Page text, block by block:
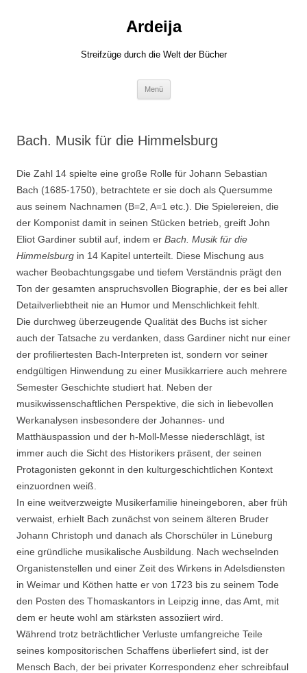
Ardeija
Streifzüge durch die Welt der Bücher
Menü
Bach. Musik für die Himmelsburg
Die Zahl 14 spielte eine große Rolle für Johann Sebastian
Bach (1685-1750), betrachtete er sie doch als Quersumme
aus seinem Nachnamen (B=2, A=1 etc.). Die Spielereien, die
der Komponist damit in seinen Stücken betrieb, greift John
Eliot Gardiner subtil auf, indem er Bach. Musik für die
Himmelsburg in 14 Kapitel unterteilt. Diese Mischung aus
wacher Beobachtungsgabe und tiefem Verständnis prägt den
Ton der gesamten anspruchsvollen Biographie, der es bei aller
Detailverliebtheit nie an Humor und Menschlichkeit fehlt.
Die durchweg überzeugende Qualität des Buchs ist sicher
auch der Tatsache zu verdanken, dass Gardiner nicht nur einer
der profiliertesten Bach-Interpreten ist, sondern vor seiner
endgültigen Hinwendung zu einer Musikkarriere auch mehrere
Semester Geschichte studiert hat. Neben der
musikwissenschaftlichen Perspektive, die sich in liebevollen
Werkanalysen insbesondere der Johannes- und
Matthäuspassion und der h-Moll-Messe niederschlägt, ist
immer auch die Sicht des Historikers präsent, der seinen
Protagonisten gekonnt in den kulturgeschichtlichen Kontext
einzuordnen weiß.
In eine weitverzweigte Musikerfamilie hineingeboren, aber früh
verwaist, erhielt Bach zunächst von seinem älteren Bruder
Johann Christoph und danach als Chorschüler in Lüneburg
eine gründliche musikalische Ausbildung. Nach wechselnden
Organistenstellen und einer Zeit des Wirkens in Adelsdiensten
in Weimar und Köthen hatte er von 1723 bis zu seinem Tode
den Posten des Thomaskantors in Leipzig inne, das Amt, mit
dem er heute wohl am stärksten assoziiert wird.
Während trotz beträchtlicher Verluste umfangreiche Teile
seines kompositorischen Schaffens überliefert sind, ist der
Mensch Bach, der bei privater Korrespondenz eher schreibfaul